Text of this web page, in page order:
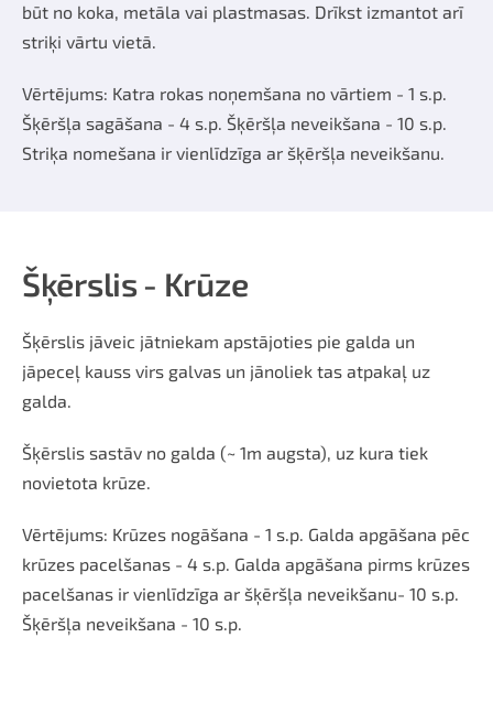
būt no koka, metāla vai plastmasas. Drīkst izmantot arī
striķi vārtu vietā.
Vērtējums: Katra rokas noņemšana no vārtiem - 1 s.p.
Šķēršļa sagāšana - 4 s.p. Šķēršļa neveikšana - 10 s.p.
Striķa nomešana ir vienlīdzīga ar šķēršļa neveikšanu.
Šķērslis - Krūze
Šķērslis jāveic jātniekam apstājoties pie galda un
jāpeceļ kauss virs galvas un jānoliek tas atpakaļ uz
galda.
Šķērslis sastāv no galda (~ 1m augsta), uz kura tiek
novietota krūze.
Vērtējums: Krūzes nogāšana - 1 s.p. Galda apgāšana pēc
krūzes pacelšanas - 4 s.p. Galda apgāšana pirms krūzes
pacelšanas ir vienlīdzīga ar šķēršļa neveikšanu- 10 s.p.
Šķēršļa neveikšana - 10 s.p.